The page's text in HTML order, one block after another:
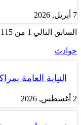
7 أبريل, 2026
السابق التالي 1 من 115
حوادث
النيابة العامة
2 أغسطس, 2026